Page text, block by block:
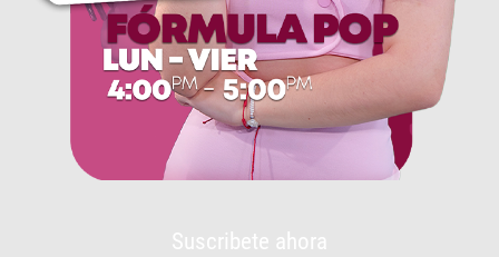
Suscribete ahora